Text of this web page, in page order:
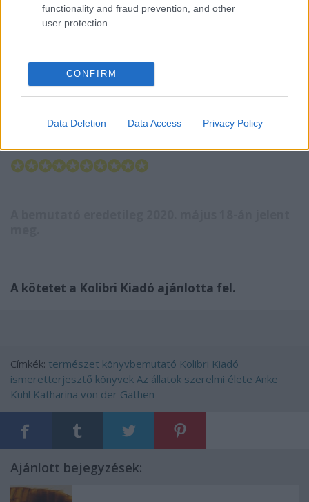
functionality and fraud prevention, and other
user protection.
CONFIRM
Data Deletion Data Access Privacy Policy
annak körülményei ugyanúgy az élet körforgásának
részei, mint a kevésbé gusztusos emésztés vagy a
szomorú, fájó elmúlás. Ne legyünk hát túlságosan
lapjait!
✪✪✪✪✪✪✪✪✪✪
A kötetet a Kolibri Kiadó ajánlotta fel.
Címkék: természet könyvbemutató Kolibri Kiadó
ismeretterjesztő könyvek Az állatok szerelmi élete Anke
Kuhl Katharina von der Gathen
Ajánlott bejegyzések: